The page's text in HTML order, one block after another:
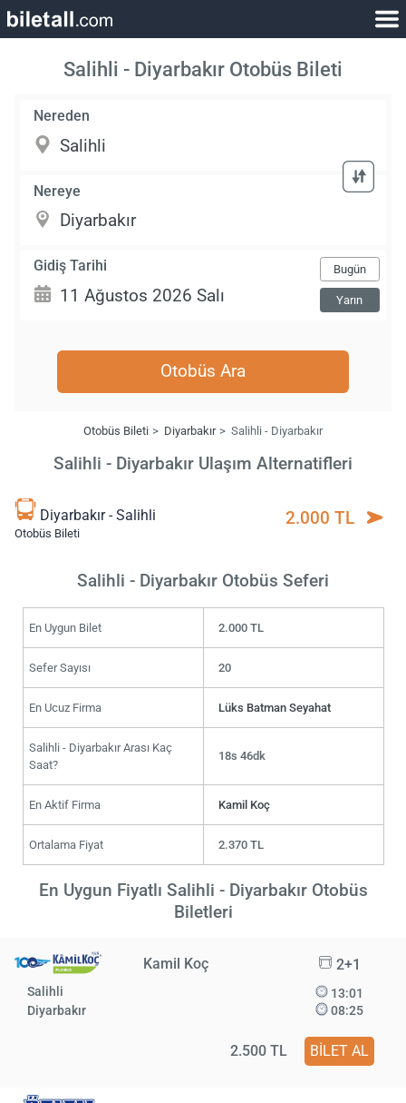
Salihli - Diyarbakır Otobüs Bileti
Nereden
Nereye
Gidiş Tarihi Bugün
Yarın
Otobüs Ara
Otobüs Bileti Diyarbakır Salihli - Diyarbakır
Salihli - Diyarbakır Ulaşım Alternatifleri
Diyarbakır - Salihli
Otobüs Bileti
2.000 TL
Salihli - Diyarbakır Otobüs Seferi
En Uygun Bilet 2.000 TL
Sefer Sayısı 20
En Ucuz Firma Lüks Batman Seyahat
Salihli - Diyarbakır Arası Kaç
Saat?
18s 46dk
En Aktif Firma Kamil Koç
Ortalama Fiyat 2.370 TL
En Uygun Fiyatlı Salihli - Diyarbakır Otobüs
Biletleri
Kamil Koç 2+1
Salihli
Diyarbakır
13:01
08:25
2.500 TL BİLET AL